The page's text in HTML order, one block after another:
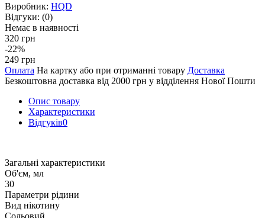
Виробник: HQD
Відгуки: (0)
Немає в наявності
320 грн
-22%
249 грн
Оплата На картку або при отриманні товару Доставка
Безкоштовна доставка від 2000 грн у відділення Нової Пошти
Опис товару
Характеристики
Відгуків0
Загальні характеристики
Об'єм, мл
30
Параметри рідини
Вид нікотину
Сольовий